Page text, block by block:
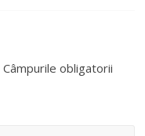
Câmpurile obligatorii